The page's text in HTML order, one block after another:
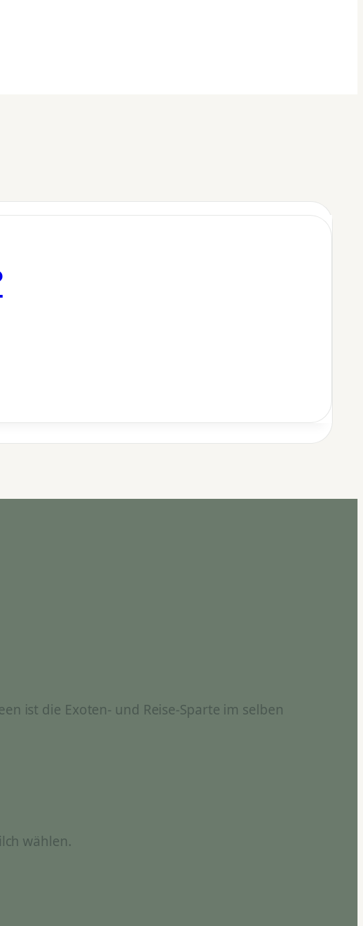
ist die Exoten- und Reise-Sparte im selben
wählen.